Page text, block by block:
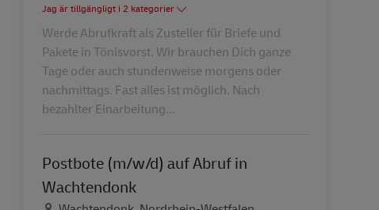
Jag är tillgängligt i 2 kategorier
Werde Abrufkraft als Zusteller für Briefe und
Pakete in Tönisvorst. Wir brauchen Dich ganze
Tage oder auch stundenweise morgens oder
nachmittags. Fast alles ist möglich. Nach
bezahlter Einarbeitung...
Postbote (m/w/d) auf Abruf in
Wachtendonk